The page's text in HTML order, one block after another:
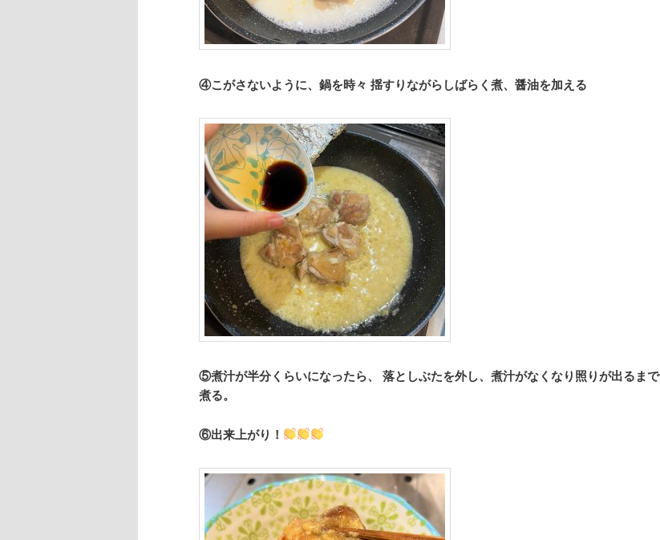
④こがさないように、鍋を時々 揺すりながらしばらく煮、醤油を加える
⑤煮汁が半分くらいになったら、 落としぶたを外し、煮汁がなくなり照りが出るまで
煮る。
⑥出来上がり！